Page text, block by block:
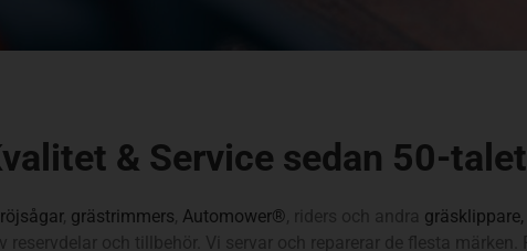
& Service sedan 50-talet
röjsågar, grästrimmers Automower® gräsklippare,